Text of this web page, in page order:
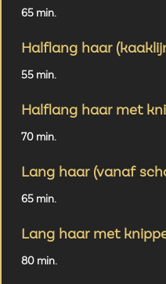
65 min.
Halflang haar
55 min.
Halflang haar met
70 min.
Lang haar (vanaf
65 min.
Lang haar met
80 min.